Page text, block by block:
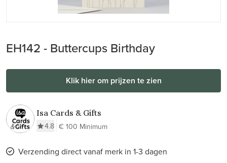
EH142 - Buttercups Birthday
Klik hier om prijzen te zien
Isa Cards & Gifts
4.8 € 100 Minimum
Verzending direct vanaf merk in 1-3 dagen